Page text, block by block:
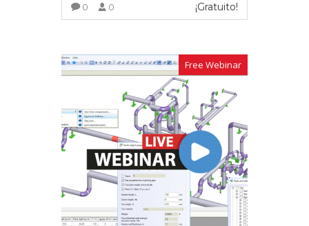
0 0 ¡Gratuito!
Free Webinar